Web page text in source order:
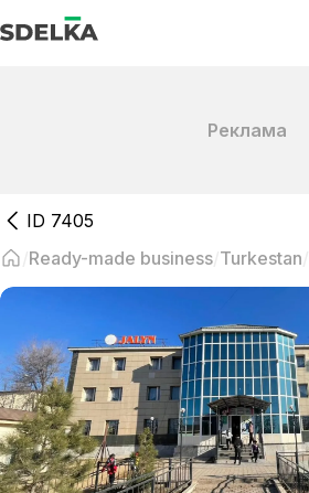
Реклама
ID 7405
Ready-made business Turkestan